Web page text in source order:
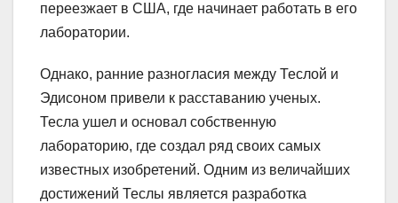
переезжает в США, где начинает работать в его
лаборатории.
Однако, ранние разногласия между Теслой и
Эдисоном привели к расставанию ученых.
Тесла ушел и основал собственную
лабораторию, где создал ряд своих самых
известных изобретений. Одним из величайших
достижений Теслы является разработка